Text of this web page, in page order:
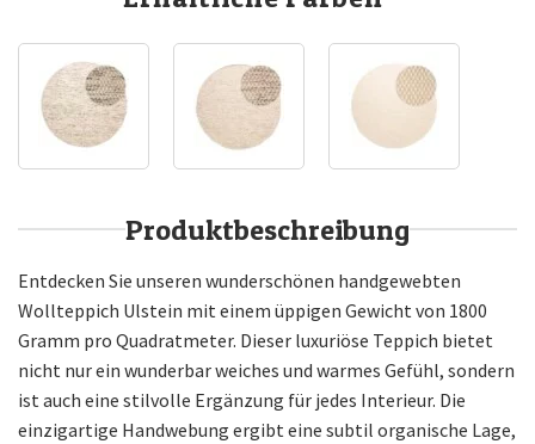
Produktbeschreibung
Entdecken Sie unseren wunderschönen handgewebten
Wollteppich Ulstein mit einem üppigen Gewicht von 1800
Gramm pro Quadratmeter. Dieser luxuriöse Teppich bietet
nicht nur ein wunderbar weiches und warmes Gefühl, sondern
ist auch eine stilvolle Ergänzung für jedes Interieur. Die
einzigartige Handwebung ergibt eine subtil organische Lage,